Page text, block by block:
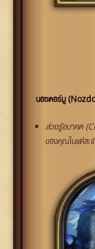
นอซดอร์มู
ล่วงรู้อนาคต
ของคุณในแต่ละ